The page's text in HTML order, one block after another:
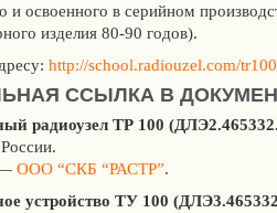
и освоенного в серийном
изделия 80-90 годов).
http://school.radiouzel.com/
ССЫЛКА В
радиоузел ТР 100
— ООО “СКБ “РАСТР”.
устройство ТУ 100